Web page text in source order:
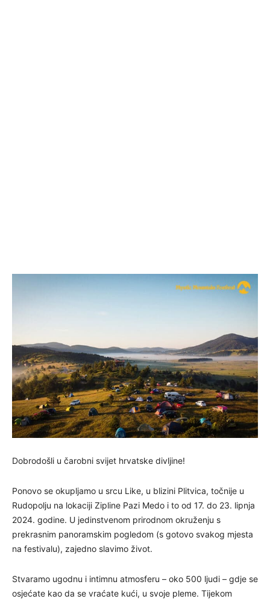
Dobrodošli u čarobni svijet hrvatske divljine!
Ponovo se okupljamo u srcu Like, u blizini Plitvica, točnije u
Rudopolju na lokaciji Zipline Pazi Medo i to od 17. do 23. lipnja
2024. godine. U jedinstvenom prirodnom okruženju s
prekrasnim panoramskim pogledom (s gotovo svakog mjesta
na festivalu), zajedno slavimo život.
Stvaramo ugodnu i intimnu atmosferu – oko 500 ljudi – gdje se
osjećate kao da se vraćate kući, u svoje pleme. Tijekom